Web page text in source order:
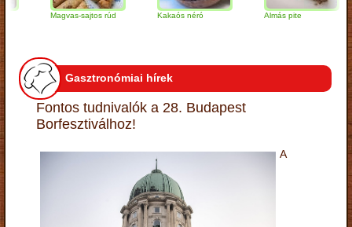
Magvas-sajtos rúd Kakaós néró Almás pite
Gasztronómiai hírek
Fontos tudnivalók a 28. Budapest
Borfesztiválhoz!
A